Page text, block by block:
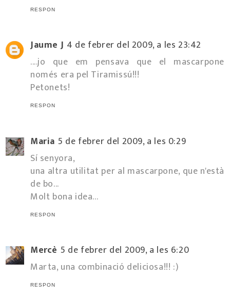
RESPON
Jaume J 4 de febrer del 2009, a les 23:42
....jo que em pensava que el mascarpone
només era pel Tiramissú!!!
Petonets!
RESPON
Maria 5 de febrer del 2009, a les 0:29
Sí senyora,
una altra utilitat per al mascarpone, que n'està
de bo...
Molt bona idea...
RESPON
Mercè 5 de febrer del 2009, a les 6:20
Marta, una combinació deliciosa!!! :)
RESPON